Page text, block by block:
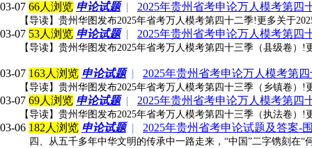
03-07 66人浏览 申论试题| 2025年贵州省考申论万人模考第四
【导读】贵州华图发布2025年省考万人模考第四十二季!更多关于
03-07 53人浏览 申论试题| 2025年贵州省考申论万人模考第四
【导读】贵州华图发布2025年省考万人模考第四十三季（县级卷）
03-07 163人浏览 申论试题| 2025年贵州省考申论万人模考第
【导读】贵州华图发布2025年省考万人模考第四十三季（乡镇卷）
03-07 69人浏览 申论试题| 2025年贵州省考申论万人模考第四
【导读】贵州华图发布2025年省考万人模考第四十三季（执法卷）
03-06 182人浏览 申论试题| 2025年贵州省考申论试题及答案-
四、从五千多年中华文明的传承中一路走来，“中国”二字镌刻在“